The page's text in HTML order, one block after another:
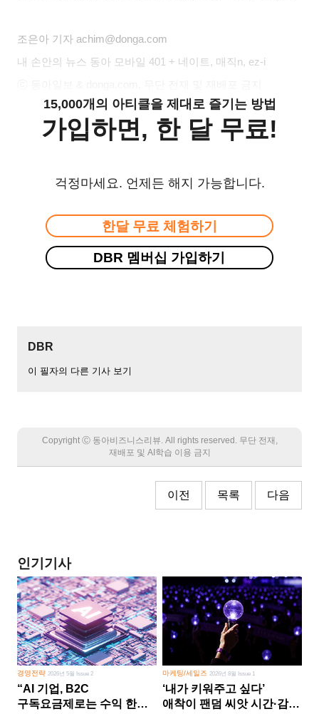
조은아 기자 achim@donga.com
내 손안의 뉴스 동아 모바일 401 + 네이트, 매직n, ez-i
15,000개의 아티클을 제대로 즐기는 방법
가입하면, 한 달 무료!
걱정마세요. 언제든 해지 가능합니다.
한달 무료 체험하기
DBR 멤버십 가입하기
DBR
이 필자의 다른 기사 보기
Copyright Ⓒ 동아비즈니스리뷰. All rights reserved. 무단 전재,
재배포 및 AI학습 이용 금지
이전 목록 다음
인기기사
경영전략 2026년 5월 Issue 2
“AI 기업, B2C
구독요금제로는 수익 한계
마케팅/세일즈 2026년 8월 Issue 1
‘내가 키워주고 싶다’
애착이 팬덤 씨앗 시간·감정